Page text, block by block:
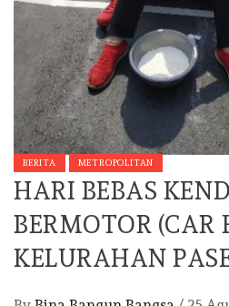
BERITA METROPOLITAN
HARI BEBAS
BERMOTOR (CAR
KELURAHAN